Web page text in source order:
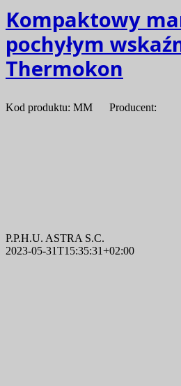
Kompaktowy
pochyłym
Thermokon
Kod produktu: MM Producent:
P.P.H.U. ASTRA S.C.
2023-05-31T15:35:31+02:00